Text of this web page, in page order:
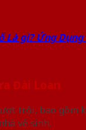
Là gì? Ứng
Đài Loan
trội, bao gồm
vệ sinh.